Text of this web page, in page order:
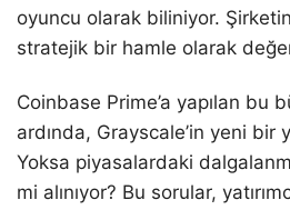
oyuncu olarak biliniyor.
stratejik bir hamle olarak
Coinbase Prime’a yapılan bu
ardında, Grayscale’in yeni bir
Yoksa piyasalardaki
mi alınıyor? Bu sorular,